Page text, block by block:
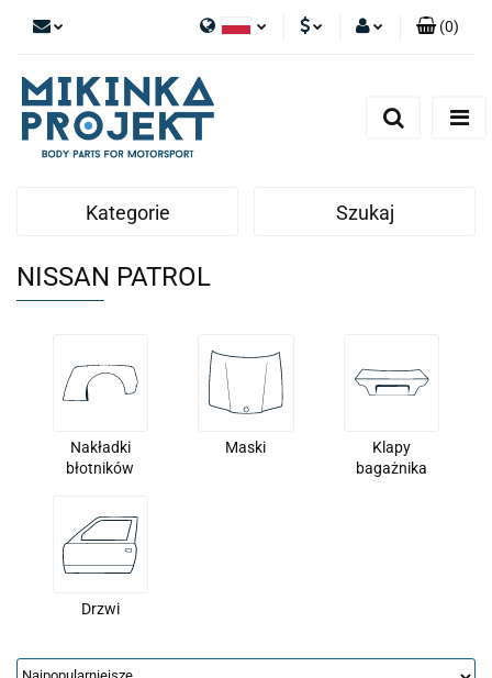
Polski
English
(0)
Kategorie Szukaj
NISSAN PATROL
Nakładki
błotników
Maski
Klapy
bagażnika
Drzwi